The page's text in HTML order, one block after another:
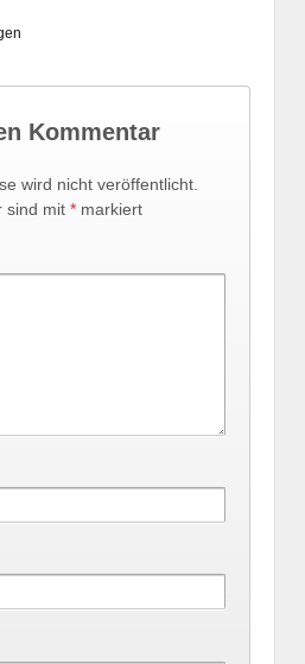
Kommentar
wird nicht veröffentlicht.
sind mit * markiert